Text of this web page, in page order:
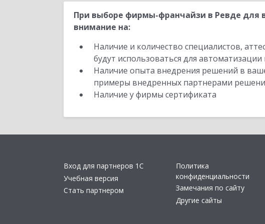
При выборе фирмы-франчайзи в Ревде для
внимание на:
Наличие и количество специалистов,
будут использоваться для
Наличие опыта внедрения решений в
примеры внедренных партнерами
Наличие у фирмы сертификата
Вход для партнеров 1С
Учебная версия
Стать партнером
Политика
конфиденциальности
Замечания по сайту
Другие сайты